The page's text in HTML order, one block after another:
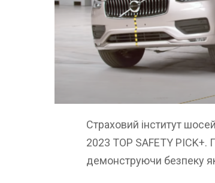
Страховий інститут
2023 TOP SAFETY
демонструючи безпеку